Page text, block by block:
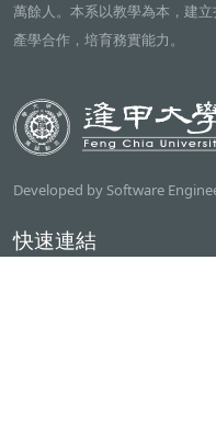
萬餘人。本系以教學為本，建
產學合作，培育務實能力。
Developed by Software
快速連結